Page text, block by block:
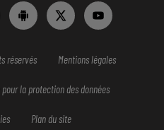
réservés Mentions légales
la protection des données
Plan du site